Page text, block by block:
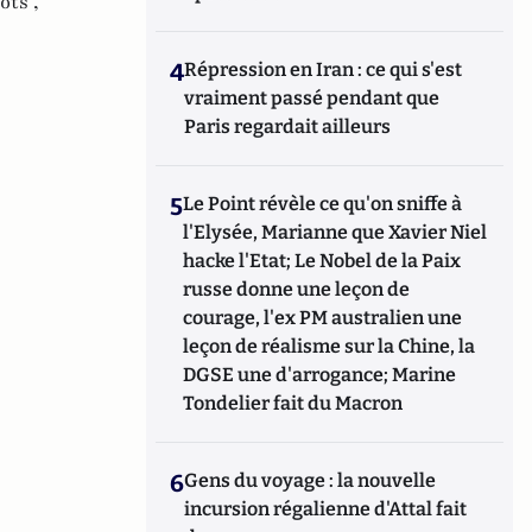
4Répression en Iran : ce qui s'est
vraiment passé pendant que
Paris regardait ailleurs
5Le Point révèle ce qu'on sniffe à
l'Elysée, Marianne que Xavier Niel
hacke l'Etat; Le Nobel de la Paix
russe donne une leçon de
courage, l'ex PM australien une
leçon de réalisme sur la Chine, la
DGSE une d'arrogance; Marine
Tondelier fait du Macron
6Gens du voyage : la nouvelle
incursion régalienne d'Attal fait